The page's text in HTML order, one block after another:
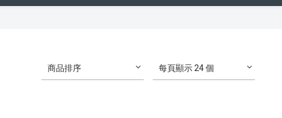
商品排序 每頁顯示 24 個